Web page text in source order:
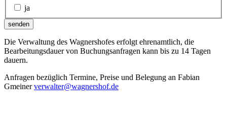
ja
senden
Die Verwaltung des Wagnershofes erfolgt ehrenamtlich, die
Bearbeitungsdauer von Buchungsanfragen kann bis zu 14 Tagen
dauern.
Anfragen bezüglich Termine, Preise und Belegung an Fabian
Gmeinerverwalter@wagnershof.de